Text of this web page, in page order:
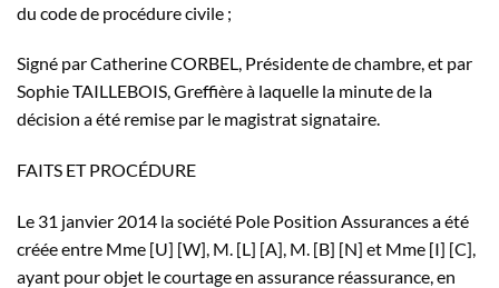
du code de procédure civile ;
Signé par Catherine CORBEL, Présidente de chambre, et par
Sophie TAILLEBOIS, Greffière à laquelle la minute de la
décision a été remise par le magistrat signataire.
FAITS ET PROCÉDURE
Le 31 janvier 2014 la société Pole Position Assurances a été
créée entre Mme [U] [W], M. [L] [A], M. [B] [N] et Mme [I] [C],
ayant pour objet le courtage en assurance réassurance, en